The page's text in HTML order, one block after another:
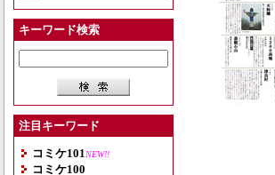
キーワード検索
注目キーワード
コミケ101 NEW!!
コミケ100